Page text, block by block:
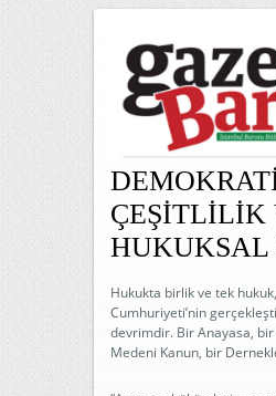
ÇEŞİTLİLİK
Hukukta birlik ve tek
Cumhuriyeti’nin
devrimdir. Bir Anayasa,
Medeni Kanun, bir